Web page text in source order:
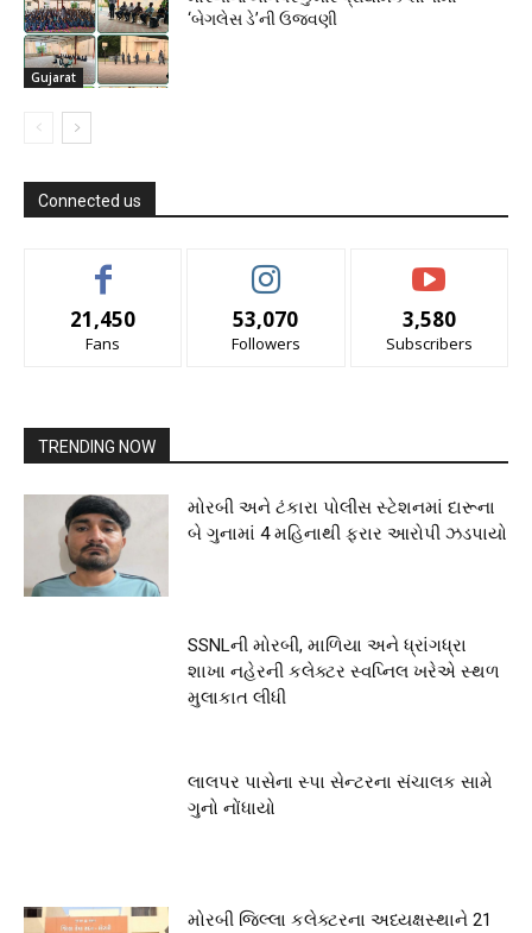
Gujarat
‘બેગલેસ ડે’ની ઉજવણી
Connected us
21,450
Fans
53,070
Followers
3,580
Subscribers
TRENDING NOW
મોરબી અને ટંકારા પોલીસ સ્ટેશનમાં દારૂના
બે ગુનામાં 4 મહિનાથી ફરાર આરોપી ઝડપાયો
SSNLની મોરબી, માળિયા અને ધ્રાંગધ્રા
શાખા નહેરની કલેક્ટર સ્વપ્નિલ ખરેએ સ્થળ
મુલાકાત લીધી
લાલપર પાસેના સ્પા સેન્ટરના સંચાલક સામે
ગુનો નોંધાયો
મોરબી જિલ્લા કલેક્ટરના અધ્યક્ષસ્થાને 21